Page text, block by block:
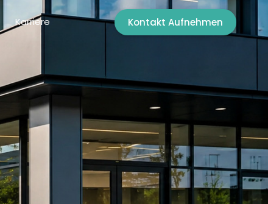
Karriere Kontakt Aufnehmen